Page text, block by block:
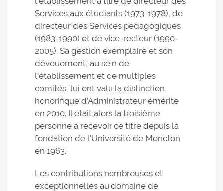
Services aux étudiants (1973-1978), de
directeur des Services pédagogiques
(1983-1990) et de vice-recteur (1990-
2005). Sa gestion exemplaire et son
dévouement, au sein de
l’établissement et de multiples
comités, lui ont valu la distinction
honorifique d’Administrateur émérite
en 2010. Il était alors la troisième
personne à recevoir ce titre depuis la
fondation de l’Université de Moncton
en 1963.
Les contributions nombreuses et
exceptionnelles au domaine de